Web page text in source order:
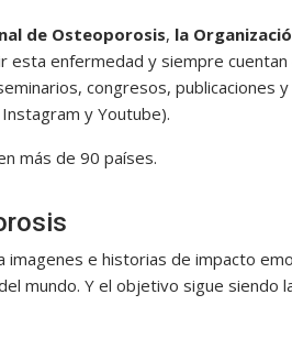
de Osteoporosis, la
esta enfermedad y siempre
congresos, publicaciones y
y Youtube).
más de 90 países.
e historias de impacto
mundo. Y el objetivo sigue siendo